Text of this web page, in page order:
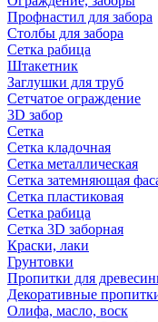
Профнастил для забора
Столбы для забора
Сетка рабица
Штакетник
Заглушки для труб
Сетчатое ограждение
3D забор
Сетка
Сетка кладочная
Сетка металлическая
Сетка затемняющая
Сетка пластиковая
Сетка рабица
Сетка 3D заборная
Краски, лаки
Грунтовки
Пропитки для
Декоративные
Олифа, масло, воск